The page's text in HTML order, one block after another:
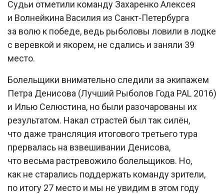
Судьи отметили команду Захаренко Алексея
и Волнейкина Василия из Санкт-Петербурга
за волю к победе, ведь рыболовы ловили в лодке
с веревкой и якорем, не сдались и заняли 39
место.
Болельщики внимательно следили за экипажем
Петра Денисова (Лучший Рыболов Года PAL 2016)
и Илью Селюстина, но были разочарованы их
результатом. Накал страстей был так силён,
что даже трансляция итогового третьего тура
прервалась на взвешивании Денисова,
что весьма растревожило болельщиков. Но,
как не старались поддержать команду зрители,
по итогу 27 место и мы не увидим в этом году